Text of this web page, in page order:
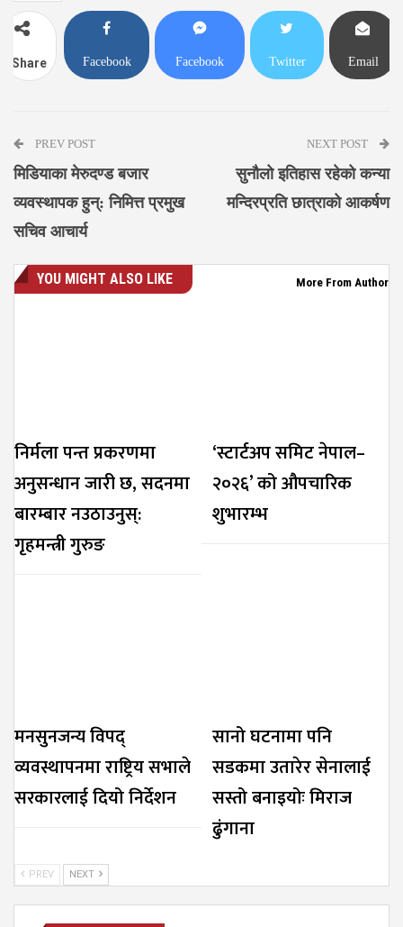
Share Facebook Facebook Twitter Email
PREV POST
मिडियाका मेरुदण्ड बजार
व्यवस्थापक हुन्: निमित्त प्रमुख
सचिव आचार्य
NEXT POST
सुनौलो इतिहास रहेको कन्या
मन्दिरप्रति छात्राको आकर्षण
YOU MIGHT ALSO LIKE More From Author
निर्मला पन्त प्रकरणमा
अनुसन्धान जारी छ, सदनमा
बारम्बार नउठाउनुस्:
गृहमन्त्री गुरुङ
‘स्टार्टअप समिट नेपाल–
२०२६’ को औपचारिक
शुभारम्भ
मनसुनजन्य विपद्
व्यवस्थापनमा राष्ट्रिय सभाले
सरकारलाई दियो निर्देशन
सानो घटनामा पनि
सडकमा उतारेर सेनालाई
सस्तो बनाइयोः मिराज
ढुंगाना
PREV NEXT